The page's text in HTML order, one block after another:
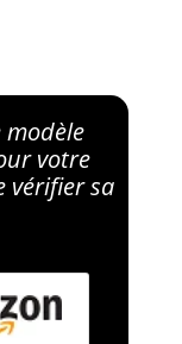
modèle
votre
vérifier sa